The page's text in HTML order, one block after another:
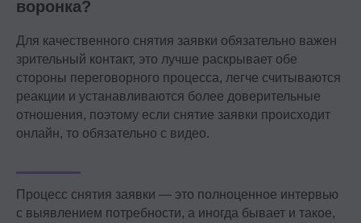
воронка?
Для качественного снятия заявки обязательно важен
зрительный контакт, это лучше раскрывает обе
стороны переговорного процесса, легче считываются
реакции и устанавливаются более доверительные
отношения, поэтому если снятие заявки происходит
онлайн, то обязательно с видео.
Процесс снятия заявки — это полноценное интервью
с выявлением потребности, а иногда бывает и такое,